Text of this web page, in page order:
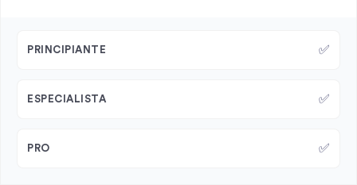
PRINCIPIANTE ✅
ESPECIALISTA ✅
PRO ✅